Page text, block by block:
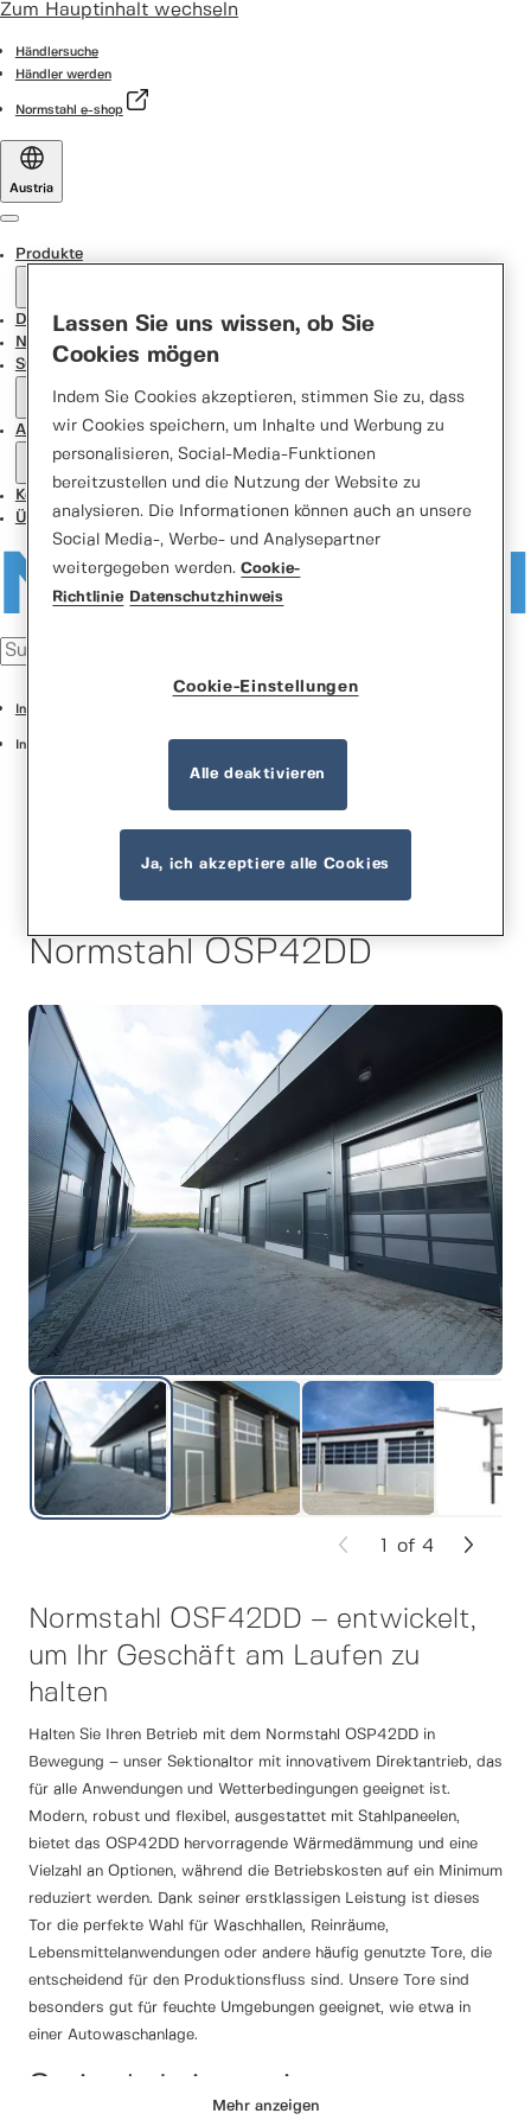
Zum Hauptinhalt wechseln
Händlersuche
Händler werden
Normstahl e-shop
Austria
Produkte
Door Designer
News
Support Center
Aktionen
Kontakt
Über uns
Industrietore
Industrie Sektionaltore
Normstahl OSP42DD
Normstahl OSF42DD – entwickelt,
um Ihr Geschäft am Laufen zu
halten
Halten Sie Ihren Betrieb mit dem Normstahl OSP42DD in
Bewegung – unser Sektionaltor mit innovativem Direktantrieb, das
für alle Anwendungen und Wetterbedingungen geeignet ist.
Modern, robust und flexibel, ausgestattet mit Stahlpaneelen,
bietet das OSP42DD hervorragende Wärmedämmung und eine
Vielzahl an Optionen, während die Betriebskosten auf ein Minimum
reduziert werden. Dank seiner erstklassigen Leistung ist dieses
Tor die perfekte Wahl für Waschhallen, Reinräume,
Lebensmittelanwendungen oder andere häufig genutzte Tore, die
entscheidend für den Produktionsfluss sind. Unsere Tore sind
besonders gut für feuchte Umgebungen geeignet, wie etwa in
einer Autowaschanlage.
Optimale Leistung in
Mehr anzeigen
1 of 4
Lassen Sie uns wissen, ob Sie
Cookies mögen
Indem Sie Cookies akzeptieren, stimmen Sie zu, dass
wir Cookies speichern, um Inhalte und Werbung zu
personalisieren, Social-Media-Funktionen
bereitzustellen und die Nutzung der Website zu
analysieren. Die Informationen können auch an unsere
Social Media-, Werbe- und Analysepartner
weitergegeben werden.Cookie-
Richtlinie
Datenschutzhinweis
Cookie-Einstellungen
Alle deaktivieren
Ja, ich akzeptiere alle Cookies